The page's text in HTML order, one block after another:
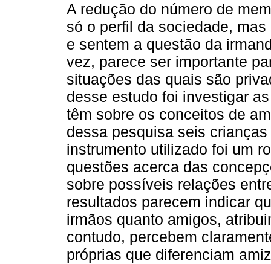
A redução do número de
só o perfil da sociedade,
e sentem a questão da
vez, parece ser importante
situações das quais são
desse estudo foi investigar
têm sobre os conceitos de
dessa pesquisa seis
instrumento utilizado foi um
questões acerca das
sobre possíveis relações
resultados parecem indicar
irmãos quanto amigos,
contudo, percebem
próprias que diferenciam